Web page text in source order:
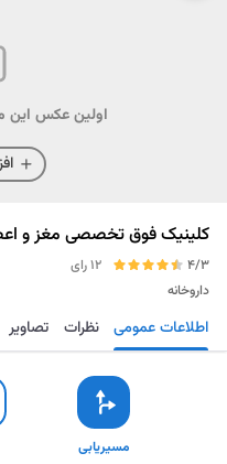
اولین عکس این
کلینیک فوق تخصصی مغز و
4/3
12 رای
داروخانه
مسیریابی ذخیره اطلاعات عمومی نظرات تصاویر
مسیریابی